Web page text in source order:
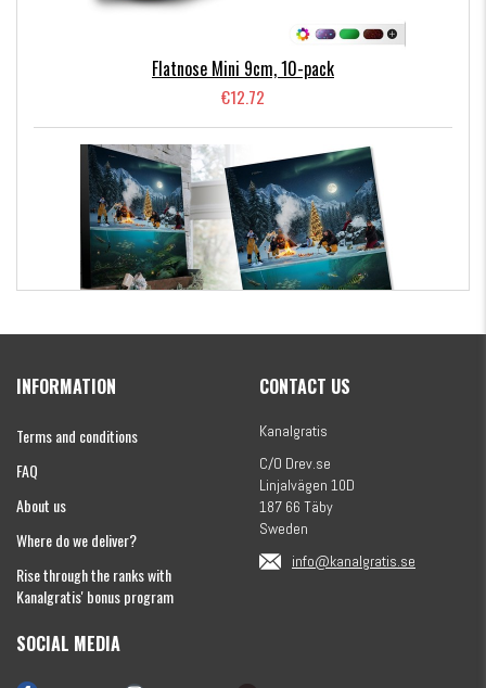
Flatnose Mini 9cm, 10-pack
€12.72
€155.16
INFORMATION
Terms and conditions
FAQ
About us
Where do we deliver?
Rise through the ranks with
Kanalgratis' bonus program
CONTACT US
Kanalgratis
C/O Drev.se
Linjalvägen 10D
187 66 Täby
Sweden
info@kanalgratis.se
SOCIAL MEDIA